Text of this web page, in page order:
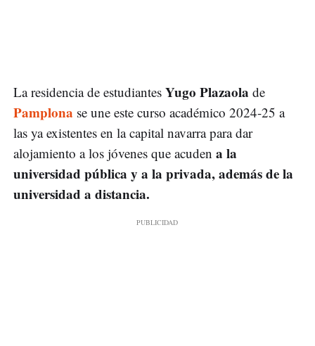
La residencia de estudiantes Yugo Plazaola de
Pamplona se une este curso académico 2024-25 a
las ya existentes en la capital navarra para dar
alojamiento a los jóvenes que acuden a la
universidad pública y a la privada, además de la
universidad a distancia.